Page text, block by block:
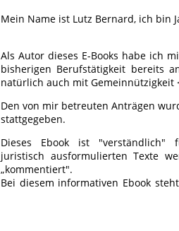
Mein Name ist Lutz Bernard, ich bin
Als Autor dieses E-Books habe ich
bisherigen Berufstätigkeit bereits
natürlich auch mit Gemeinnützigkeit
Den von mir betreuten Anträgen
stattgegeben.
Dieses Ebook ist "verständlich"
juristisch ausformulierten Texte
„kommentiert".
Bei diesem informativen Ebook